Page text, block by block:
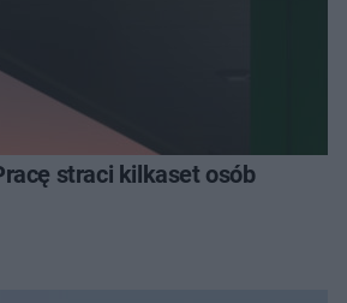
straci kilkaset osób